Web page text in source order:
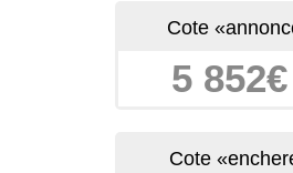
Cote
5 852€
Cote